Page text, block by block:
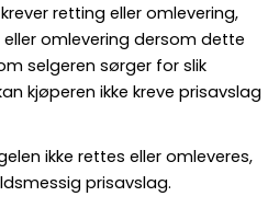
retting eller omlevering,
omlevering dersom dette
selgeren sørger for slik
kjøperen ikke kreve prisavslag
ikke rettes eller omleveres,
prisavslag.